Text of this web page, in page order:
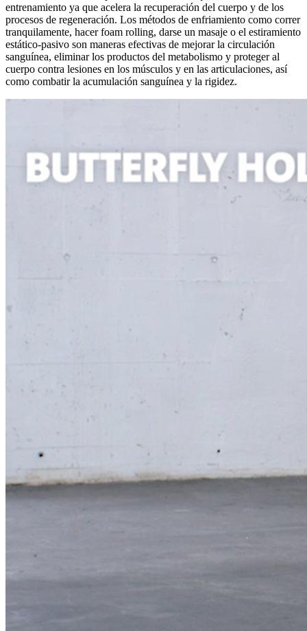
entrenamiento ya que acelera la recuperación del cuerpo y de los
procesos de regeneración. Los métodos de enfriamiento como correr
tranquilamente, hacer foam rolling, darse un masaje o el estiramiento
estático-pasivo son maneras efectivas de mejorar la circulación
sanguínea, eliminar los productos del metabolismo y proteger al
cuerpo contra lesiones en los músculos y en las articulaciones, así
como combatir la acumulación sanguínea y la rigidez.